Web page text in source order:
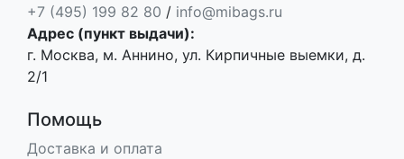
+7 (495) 199 82 80 / info@mibags.ru
Адрес (пункт выдачи):
г. Москва, м. Аннино, ул. Кирпичные выемки, д.
2/1
Помощь
Доставка и оплата